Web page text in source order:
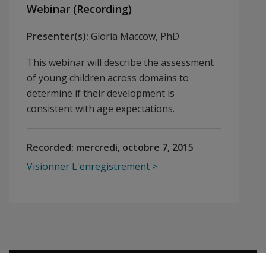
Webinar (Recording)
Presenter(s): Gloria Maccow, PhD
This webinar will describe the assessment
of young children across domains to
determine if their development is
consistent with age expectations.
Recorded: mercredi, octobre 7, 2015
Visionner L'enregistrement